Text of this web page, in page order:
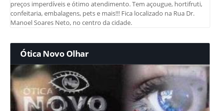
preços imperdíveis e ótimo atendimento. Tem açougue, hortifruti,
confeitaria, embalagens, pets e mais!!! Fica localizado na Rua Dr.
Manoel Soares Neto, no centro da cidade.
Ótica Novo Olhar